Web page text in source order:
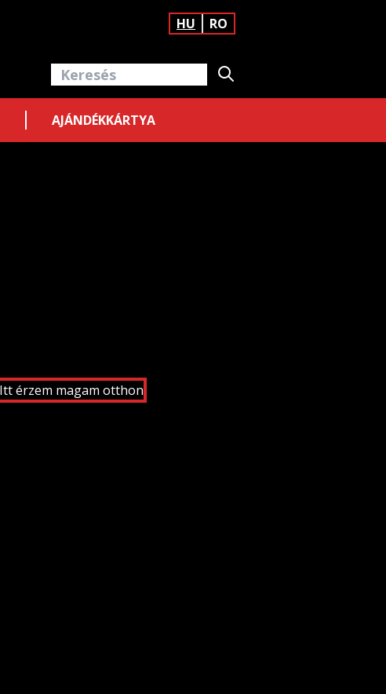
HU RO
AJÁNDÉKKÁRTYA